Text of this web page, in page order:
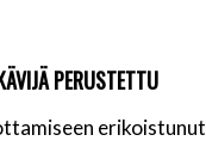
PERUSTETTU
erikoistunut